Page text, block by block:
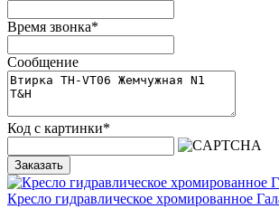
Время звонка*
Сообщение
Код с картинки*
Заказать
Кресло гидравлическое хромированное